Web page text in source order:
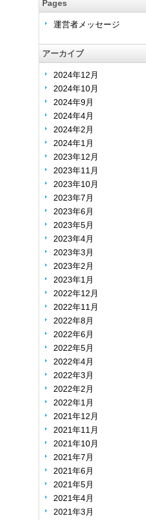
Pages
運営者メッセージ
アーカイブ
2024年12月
2024年10月
2024年9月
2024年4月
2024年2月
2024年1月
2023年12月
2023年11月
2023年10月
2023年7月
2023年6月
2023年5月
2023年4月
2023年3月
2023年2月
2023年1月
2022年12月
2022年11月
2022年8月
2022年6月
2022年5月
2022年4月
2022年3月
2022年2月
2022年1月
2021年12月
2021年11月
2021年10月
2021年7月
2021年6月
2021年5月
2021年4月
2021年3月